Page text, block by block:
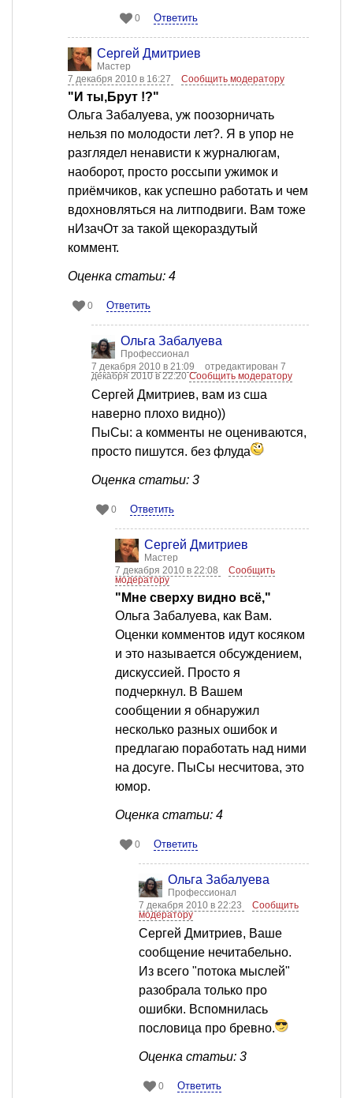
0 Ответить
Сергей Дмитриев
Мастер
7 декабря 2010 в 16:27
Сообщить модератору
"И ты,Брут !?"
Ольга Забалуева, уж поозорничать
нельзя по молодости лет?. Я в упор не
разглядел ненависти к журналюгам,
наоборот, просто россыпи ужимок и
приёмчиков, как успешно работать и чем
вдохновляться на литподвиги. Вам тоже
нИзачОт за такой щекораздутый
коммент.
Оценка статьи: 4
0 Ответить
Ольга Забалуева
Профессионал
7 декабря 2010 в 21:09
отредактирован 7
декабря 2010 в 22:20Сообщить модератору
Сергей Дмитриев, вам из сша
наверно плохо видно))
ПыСы: а комменты не оцениваются,
просто пишутся. без флуда
Оценка статьи: 3
0 Ответить
Сергей Дмитриев
Мастер
7 декабря 2010 в 22:08
Сообщить
модератору
"Мне сверху видно всё,"
Ольга Забалуева, как Вам.
Оценки комментов идут косяком
и это называется обсуждением,
дискуссией. Просто я
подчеркнул. В Вашем
сообщении я обнаружил
несколько разных ошибок и
предлагаю поработать над ними
на досуге. ПыСы несчитова, это
юмор.
Оценка статьи: 4
0 Ответить
Ольга Забалуева
Профессионал
7 декабря 2010 в 22:23
Сообщить
модератору
Сергей Дмитриев, Ваше
сообщение нечитабельно.
Из всего "потока мыслей"
разобрала только про
ошибки. Вспомнилась
пословица про бревно.
Оценка статьи: 3
0 Ответить